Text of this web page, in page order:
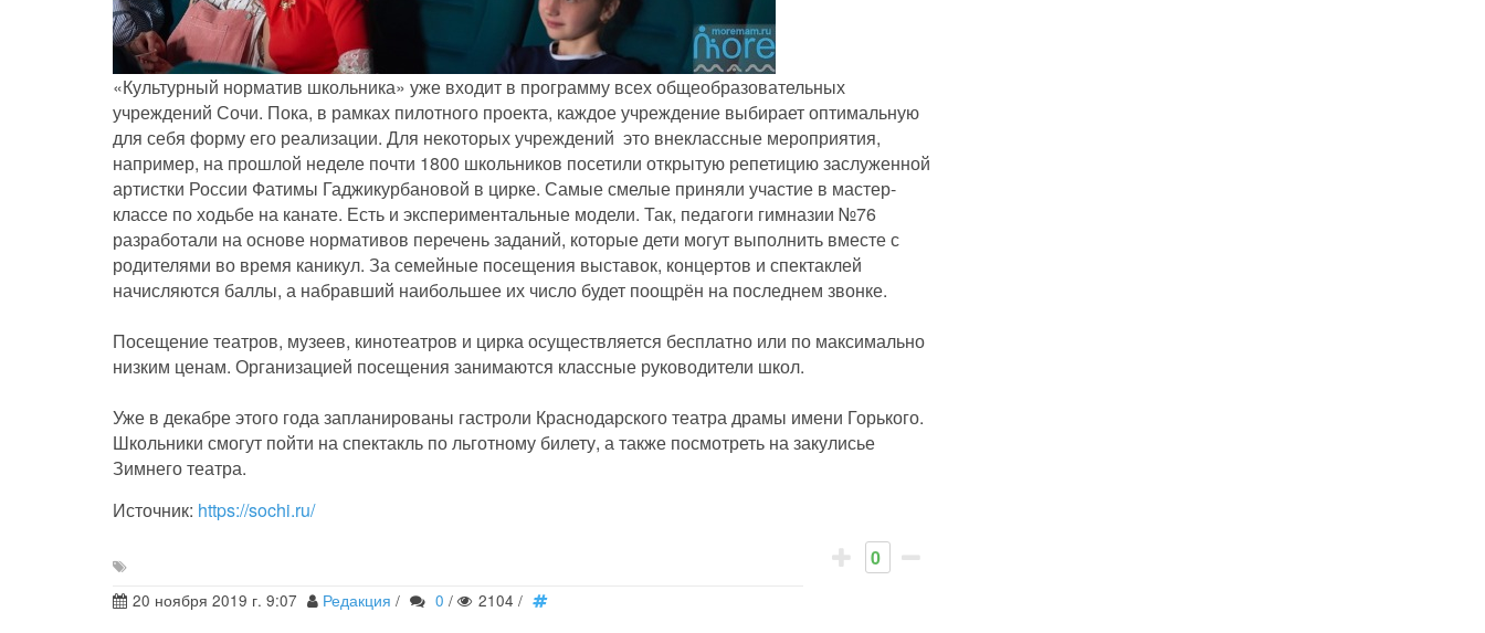
«Культурный норматив школьника» уже входит в программу всех общеобразовательных
учреждений Сочи. Пока, в рамках пилотного проекта, каждое учреждение выбирает оптимальную
для себя форму его реализации. Для некоторых учреждений это внеклассные мероприятия,
например, на прошлой неделе почти 1800 школьников посетили открытую репетицию заслуженной
артистки России Фатимы Гаджикурбановой в цирке. Самые смелые приняли участие в мастер-
классе по ходьбе на канате. Есть и экспериментальные модели. Так, педагоги гимназии №76
разработали на основе нормативов перечень заданий, которые дети могут выполнить вместе с
родителями во время каникул. За семейные посещения выставок, концертов и спектаклей
начисляются баллы, а набравший наибольшее их число будет поощрён на последнем звонке.
Посещение театров, музеев, кинотеатров и цирка осуществляется бесплатно или по максимально
низким ценам. Организацией посещения занимаются классные руководители школ.
Уже в декабре этого года запланированы гастроли Краснодарского театра драмы имени Горького.
Школьники смогут пойти на спектакль по льготному билету, а также посмотреть на закулисье
Зимнего театра.
Источник: https://sochi.ru/
0
20 ноября 2019 г. 9:07 Редакция / 0 / 2104 /